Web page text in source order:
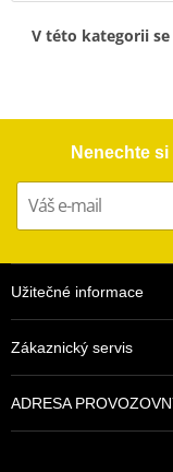
V této kategorii se
Nenechte
Užitečné informace
Zákaznický servis
ADRESA